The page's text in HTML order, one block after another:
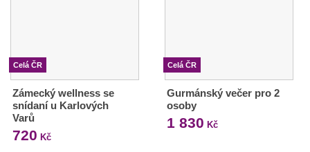
Celá ČR
Zámecký wellness se
snídaní u Karlových
Varů
720 Kč
Celá ČR
Gurmánský večer pro 2
osoby
1 830 Kč